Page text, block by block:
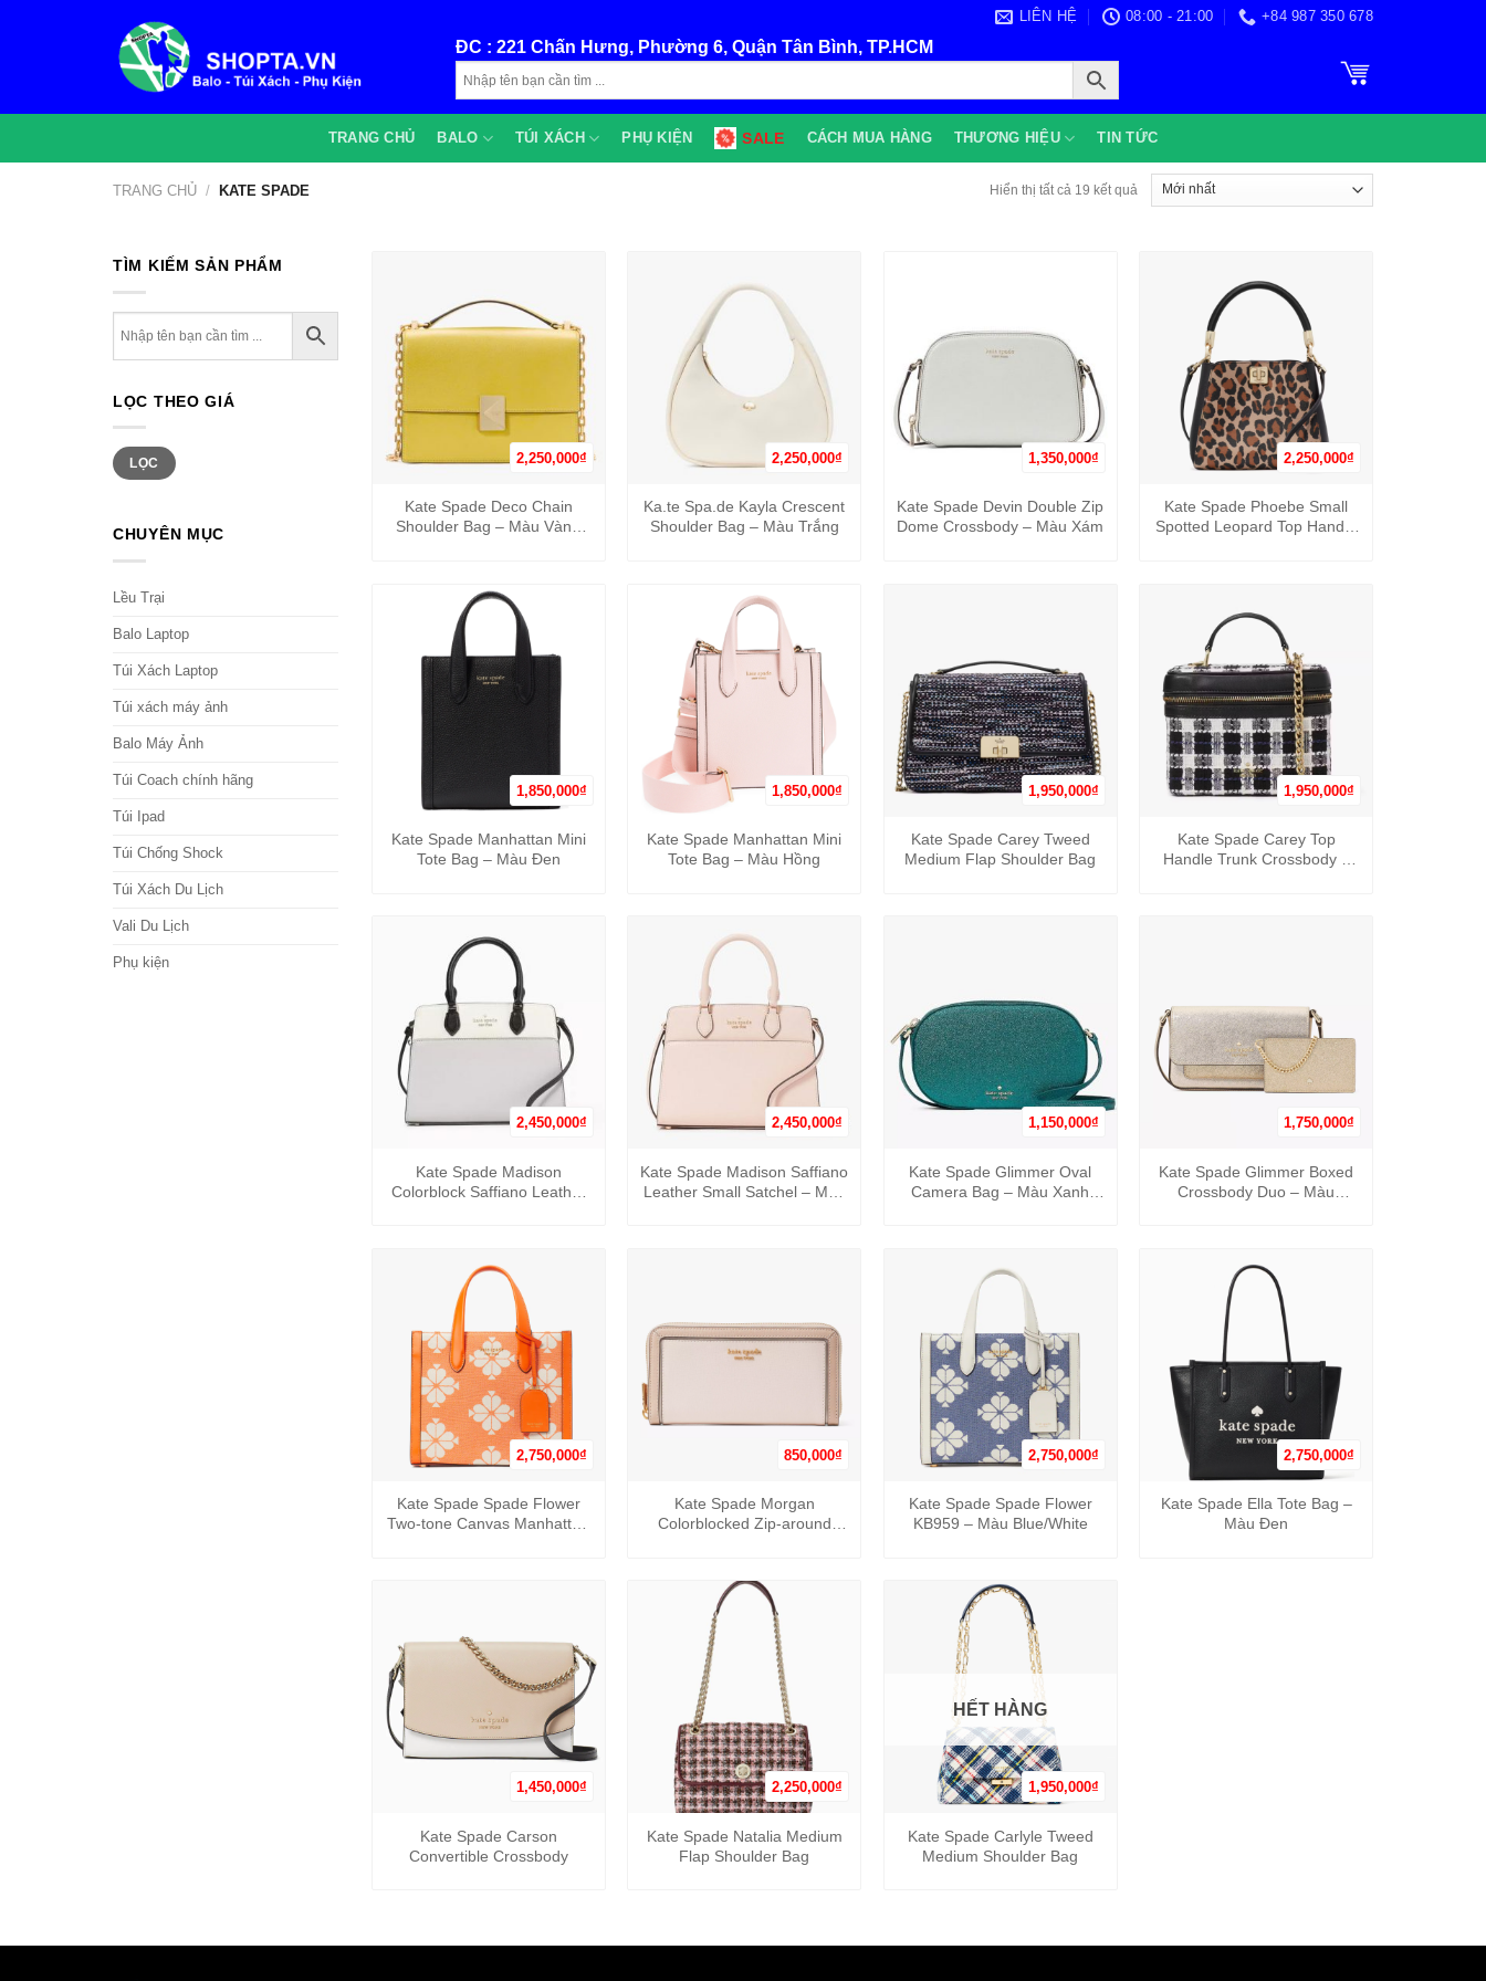
LIÊN HỆ 08:00 - 21:00 +84 987 350 678
ĐC : 221 Chấn Hưng, Phường 6, Quận Tân Bình, TP.HCM
TRANG CHỦ BALO TÚI XÁCH PHỤ KIỆN SALE CÁCH MUA HÀNG THƯƠNG HIỆU TIN TỨC
TRANG CHỦ / KATE SPADE Hiển thị tất cả 19 kết quả Được
sắp
TÌM KIẾM SẢN PHẨM
LỌC THEO GIÁ
Giá
thấp
nhất
Giá
cao
nhất
LỌC
CHUYÊN MỤC
Lều Trại
Balo Laptop
Túi Xách Laptop
Túi xách máy ảnh
Balo Máy Ảnh
Túi Coach chính hãng
Túi Ipad
Túi Chống Shock
Túi Xách Du Lịch
Vali Du Lịch
Phụ kiện
2,250,000₫
+
Kate Spade Deco Chain
Shoulder Bag – Màu Vàng
2,250,000₫
Ka.te Spa.de Kayla Crescent
Shoulder Bag – Màu Trắng
1,350,000₫
Kate Spade Devin Double Zip
Dome Crossbody – Màu Xám
2,250,000₫
Kate Spade Phoebe Small
Spotted Leopard Top Handle
1,850,000₫
Kate Spade Manhattan Mini
Tote Bag – Màu Đen
1,850,000₫
Kate Spade Manhattan Mini
Tote Bag – Màu Hồng
1,950,000₫
+
Kate Spade Carey Tweed
Medium Flap Shoulder Bag
1,950,000₫
+
Kate Spade Carey Top
Handle Trunk Crossbody –
2,450,000₫
+
Kate Spade Madison
Colorblock Saffiano Leather
2,450,000₫
+
Kate Spade Madison Saffiano
Leather Small Satchel – Màu
1,150,000₫
Kate Spade Glimmer Oval
Camera Bag – Màu Xanh
1,750,000₫
Kate Spade Glimmer Boxed
Crossbody Duo – Màu
2,750,000₫
Kate Spade Spade Flower
Two-tone Canvas Manhattan
850,000₫
Kate Spade Morgan
Colorblocked Zip-around
2,750,000₫
Kate Spade Spade Flower
KB959 – Màu Blue/White
2,750,000₫
Kate Spade Ella Tote Bag –
Màu Đen
1,450,000₫
Kate Spade Carson
Convertible Crossbody
2,250,000₫
Kate Spade Natalia Medium
Flap Shoulder Bag
1,950,000₫
HẾT HÀNG
Kate Spade Carlyle Tweed
Medium Shoulder Bag